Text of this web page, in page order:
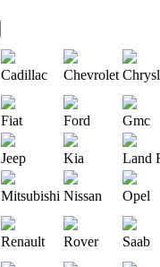
Cadillac Chevrolet
Fiat Ford Gmc
Jeep Kia Land
Mitsubishi Nissan Opel
Renault Rover Saab